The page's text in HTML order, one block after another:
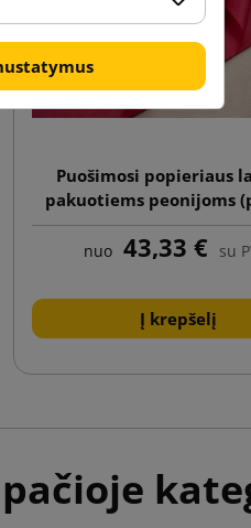
Puošimosi popieriaus
pakuotiems peonijoms
240 vnt.)
nuo 43,33 € su
Į krepšelį